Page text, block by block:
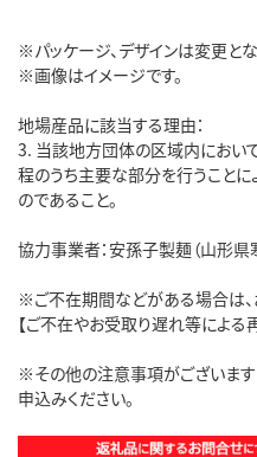
※パッケージ、デザインは変更と
※画像はイメージです。
地場産品に該当する理由：
3. 当該地方団体の区域内におい
程のうち主要な部分を行うこと
のであること。
協力事業者：安孫子製麺（山形
※ご不在期間などがある場合は、
【ご不在やお受取り遅れ等による
※その他の注意事項がございま
申込みください。